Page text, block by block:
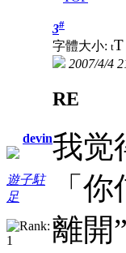
devin
遊子駐
足
3#
字體大小: tT
2007/4/4
RE
我觉
「
離開